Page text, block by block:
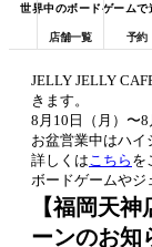
世界中のボードゲームで
店舗一覧 予約
JELLY JELLY
きます。
8月10日（月）〜8
お盆営業中はハイ
詳しくはこちら を
ボードゲームやジ
【福岡天
ーンのお知